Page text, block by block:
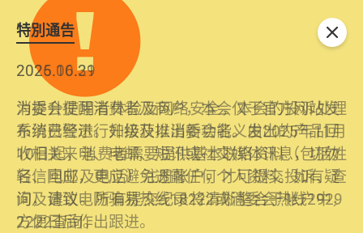
特別通告
2026.06.29
消委会提醒消费者及商户，本会仅于官方网站发
布消费警示。如接获以消委会名义发出的产品回
收相关来电、电邮、短讯或社交媒体讯息，切勿
轻信回应，更应避免透露任何个人资料。如有疑
问，请致电防骗易热线18222或消委会热线2929
2222查询。
2025.10.31
为提升使用者体验及网络安全，本会的投诉处理
系统已经进行升级及推出新功能。由2025年11月
10日起，消费者需要提供基本联络资料（包括姓
名、电邮及电话）注册帐户，才可提交投诉、查
询及建议。所有提交纪录将清晰整合于帐户中，
方便日后作出跟进。
关闭